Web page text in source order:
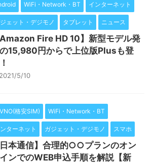
WiFi・Network・BT インターネット
ェット・デジモノ タブレット ニュース
Amazon Fire HD 10】新型モデル発
15,980円からで上位版Plusも登
2021/5/10
格安SIM) WiFi・Network・BT
ターネット ガジェット・デジモノ スマホ
日本通信】合理的○○プランのオン
ンでのWEB申込手順を解説【新